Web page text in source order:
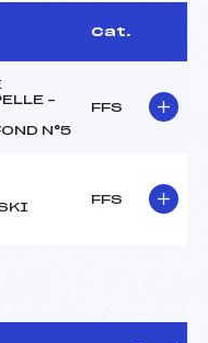
Cat.
–
N°5
FFS
FFS